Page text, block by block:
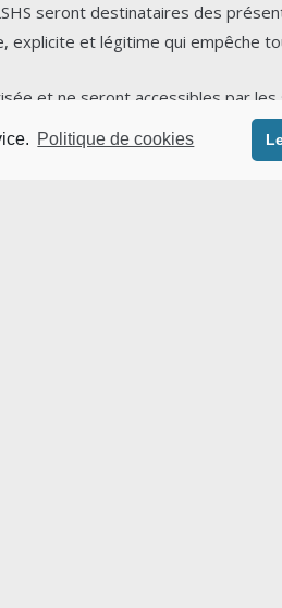
Politique de cookies
INSCRIPTIONS
seront destinataires des
et légitime qui empêche
et ne seront accessibles par
1 an